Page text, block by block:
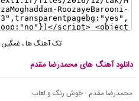
تک آهنگ ها،غمگین
دانلود آهنگ های محمدرضا مقدم
محمدرضا مقدم - خوش رنگ و لعاب